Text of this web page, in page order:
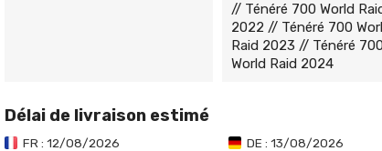
// Ténéré 700 World
2022 // Ténéré 700
Raid 2023 // Ténéré
World Raid 2024
Délai de livraison estimé
FR : 12/08/2026
DE : 13/08/2026